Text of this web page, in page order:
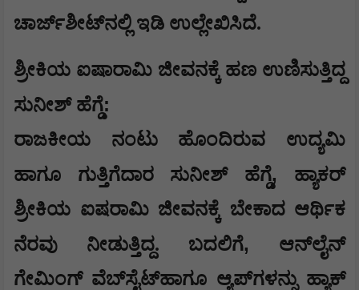
ಚಾರ್ಜ್‌ಶೀಟ್‌ನಲ್ಲಿ ಇಡಿ ಉಲ್ಲೇಖಿಸಿದೆ.
ಶ್ರೀಕಿಯ ಐಷಾರಾಮಿ ಜೀವನಕ್ಕೆ ಹಣ ಉಣಿಸುತ್ತಿದ್ದ
ಸುನೀಶ್ ಹೆಗ್ಡೆ:
ರಾಜಕೀಯ ನಂಟು ಹೊಂದಿರುವ ಉದ್ಯಮಿ
ಹಾಗೂ ಗುತ್ತಿಗೆದಾರ ಸುನೀಶ್ ಹೆಗ್ಡೆ, ಹ್ಯಾಕರ್
ಶ್ರೀಕಿಯ ಐಷರಾಮಿ ಜೀವನಕ್ಕೆ ಬೇಕಾದ ಆರ್ಥಿಕ
ನೆರವು ನೀಡುತ್ತಿದ್ದ. ಬದಲಿಗೆ, ಆನ್‌ಲೈನ್
ಗೇಮಿಂಗ್ ವೆಬ್‌ಸೈಟ್‌ಹಾಗೂ ಆ್ಯಪ್‌ಗಳನ್ನು ಹ್ಯಾಕ್